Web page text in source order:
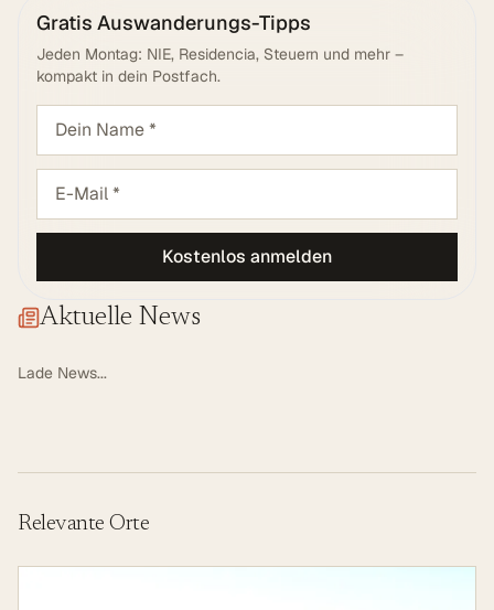
Gratis Auswanderungs-Tipps
Jeden Montag: NIE, Residencia, Steuern und mehr –
kompakt in dein Postfach.
Kostenlos anmelden
Aktuelle News
Lade News...
Relevante Orte